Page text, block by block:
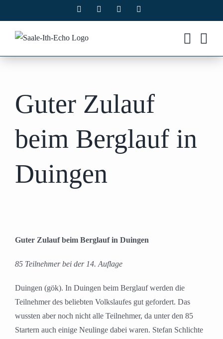
Inhalt
springen
Facebook Instagram
Guter Zulauf
beim Berglauf in
Duingen
Guter Zulauf beim Berglauf in Duingen
85 Teilnehmer bei der 14. Auflage
Duingen (gök). In Duingen beim Berglauf werden die
Teilnehmer des beliebten Volkslaufes gut gefordert. Das
wussten aber noch nicht alle Teilnehmer, da unter den 85
Startern auch einige Neulinge dabei waren. Stefan Schlichte